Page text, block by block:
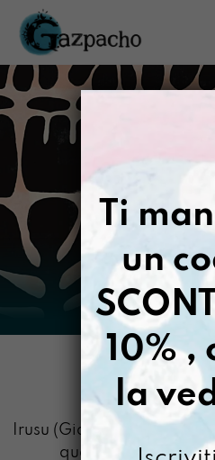
Salta
contenuto
Irusu (Giappone):
quando qualcuno
Ti
un
10% ,
la